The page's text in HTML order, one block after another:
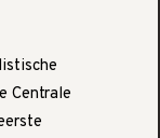
Centrale